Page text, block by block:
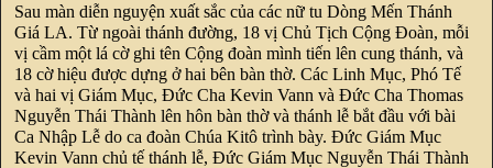
Sau màn diễn nguyện xuất sắc của các nữ tu Dòng Mến Thánh
Giá LA. Từ ngoài thánh đường, 18 vị Chủ Tịch Cộng Đoàn, mỗi
vị cầm một lá cờ ghi tên Cộng đoàn mình tiến lên cung thánh, và
18 cờ hiệu được dựng ở hai bên bàn thờ. Các Linh Mục, Phó Tế
và hai vị Giám Mục, Đức Cha Kevin Vann và Đức Cha Thomas
Nguyễn Thái Thành lên hôn bàn thờ và thánh lễ bắt đầu với bài
Ca Nhập Lễ do ca đoàn Chúa Kitô trình bày. Đức Giám Mục
Kevin Vann chủ tế thánh lễ, Đức Giám Mục Nguyễn Thái Thành